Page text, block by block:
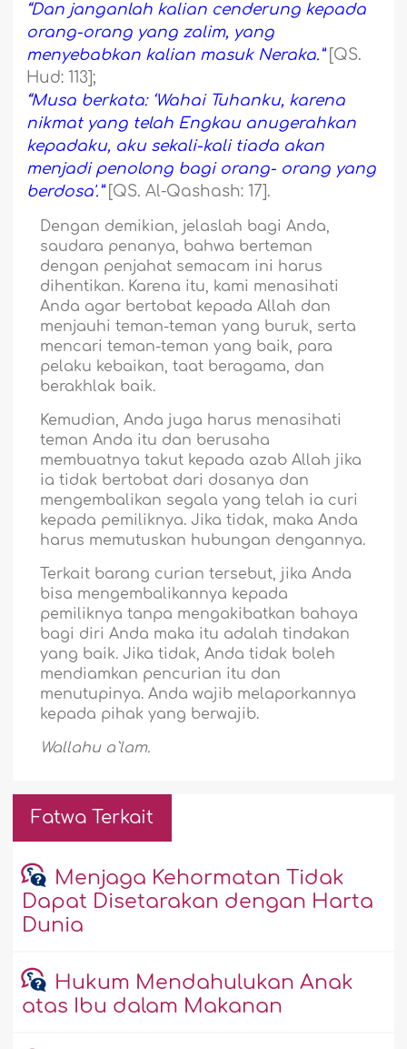
“Dan janganlah kalian cenderung kepada
orang-orang yang zalim, yang
menyebabkan kalian masuk Neraka.”[QS.
Hud: 113];
“Musa berkata: ‘Wahai Tuhanku, karena
nikmat yang telah Engkau anugerahkan
kepadaku, aku sekali-kali tiada akan
menjadi penolong bagi orang- orang yang
berdosa'.”[QS. Al-Qashash: 17].
Dengan demikian, jelaslah bagi Anda,
saudara penanya, bahwa berteman
dengan penjahat semacam ini harus
dihentikan. Karena itu, kami menasihati
Anda agar bertobat kepada Allah dan
menjauhi teman-teman yang buruk, serta
mencari teman-teman yang baik, para
pelaku kebaikan, taat beragama, dan
berakhlak baik.
Kemudian, Anda juga harus menasihati
teman Anda itu dan berusaha
membuatnya takut kepada azab Allah jika
ia tidak bertobat dari dosanya dan
mengembalikan segala yang telah ia curi
kepada pemiliknya. Jika tidak, maka Anda
harus memutuskan hubungan dengannya.
Terkait barang curian tersebut, jika Anda
bisa mengembalikannya kepada
pemiliknya tanpa mengakibatkan bahaya
bagi diri Anda maka itu adalah tindakan
yang baik. Jika tidak, Anda tidak boleh
mendiamkan pencurian itu dan
menutupinya. Anda wajib melaporkannya
kepada pihak yang berwajib.
Wallahu a`lam.
Fatwa Terkait
Menjaga Kehormatan Tidak
Dapat Disetarakan dengan Harta
Dunia
Hukum Mendahulukan Anak
atas Ibu dalam Makanan